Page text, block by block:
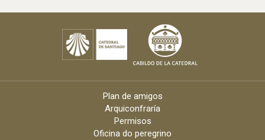
Plan de amigos
Arquiconfraría
Permisos
Oficina do peregrino